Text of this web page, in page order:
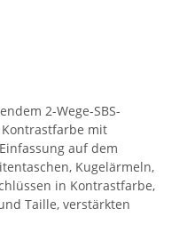
2-Wege-SBS-
mit
auf dem
Kugelärmeln,
in Kontrastfarbe,
Taille, verstärkten